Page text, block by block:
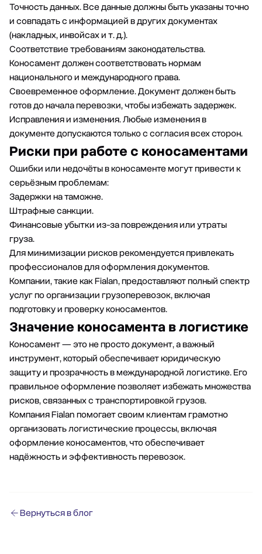
Точность данных. Все данные должны быть указаны точно
и совпадать с информацией в других документах
(накладных, инвойсах и т. д.).
Соответствие требованиям законодательства.
Коносамент должен соответствовать нормам
национального и международного права.
Своевременное оформление. Документ должен быть
готов до начала перевозки, чтобы избежать задержек.
Исправления и изменения. Любые изменения в
документе допускаются только с согласия всех сторон.
Риски при работе с коносаментами
Ошибки или недочёты в коносаменте могут привести к
серьёзным проблемам:
Задержки на таможне.
Штрафные санкции.
Финансовые убытки из-за повреждения или утраты
груза.
Для минимизации рисков рекомендуется привлекать
профессионалов для оформления документов.
Компании, такие как Fialan, предоставляют полный спектр
услуг по организации грузоперевозок, включая
подготовку и проверку коносаментов.
Значение коносамента в логистике
Коносамент — это не просто документ, а важный
инструмент, который обеспечивает юридическую
защиту и прозрачность в международной логистике. Его
правильное оформление позволяет избежать множества
рисков, связанных с транспортировкой грузов.
Компания Fialan помогает своим клиентам грамотно
организовать логистические процессы, включая
оформление коносаментов, что обеспечивает
надёжность и эффективность перевозок.
Вернуться в блог